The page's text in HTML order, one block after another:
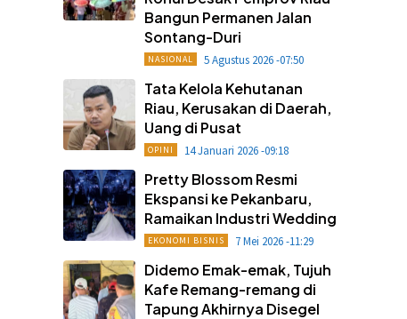
Bangun Permanen Jalan
Sontang-Duri
NASIONAL 5 Agustus 2026 -07:50
Tata Kelola Kehutanan
Riau, Kerusakan di Daerah,
Uang di Pusat
OPINI 14 Januari 2026 -09:18
Pretty Blossom Resmi
Ekspansi ke Pekanbaru,
Ramaikan Industri Wedding
EKONOMI BISNIS 7 Mei 2026 -11:29
Didemo Emak-emak, Tujuh
Kafe Remang-remang di
Tapung Akhirnya Disegel